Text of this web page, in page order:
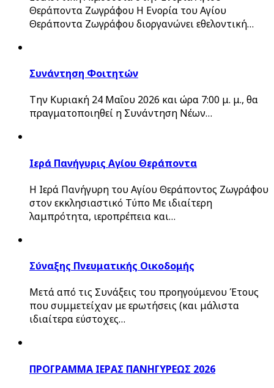
Θεράποντα Ζωγράφου Η Ενορία του Αγίου
Θεράποντα Ζωγράφου διοργανώνει εθελοντική…
Συνάντηση Φοιτητών
Την Κυριακή 24 Μαΐου 2026 και ώρα 7:00 μ. μ., θα
πραγματοποιηθεί η Συνάντηση Νέων…
Ιερά Πανήγυρις Αγίου Θεράποντα
Η Ιερά Πανήγυρη του Αγίου Θεράποντος Ζωγράφου
στον εκκλησιαστικό Τύπο Με ιδιαίτερη
λαμπρότητα, ιεροπρέπεια και…
Σύναξης Πνευματικής Οικοδομής
Μετά από τις Συνάξεις του προηγούμενου Έτους
που συμμετείχαν με ερωτήσεις (και μάλιστα
ιδιαίτερα εύστοχες…
ΠΡΟΓΡΑΜΜΑ ΙΕΡΑΣ ΠΑΝΗΓΥΡΕΩΣ 2026